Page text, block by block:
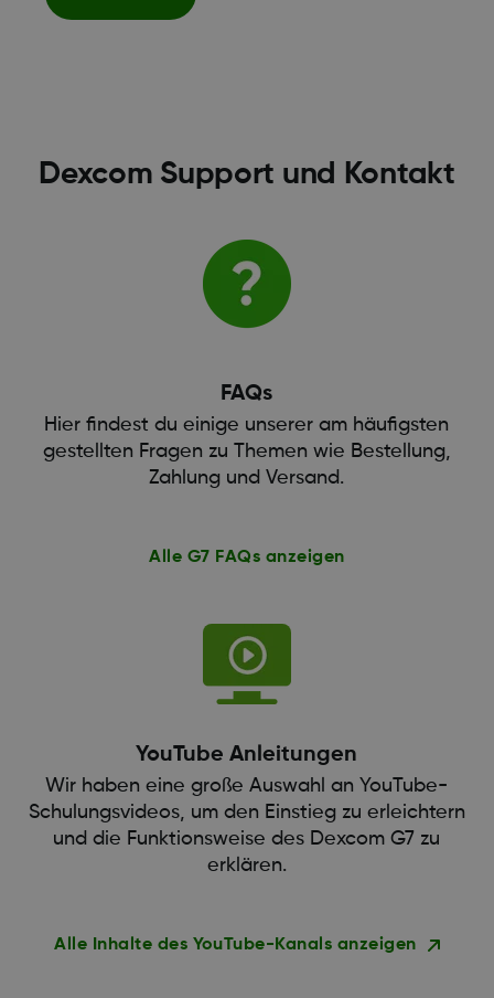
Dexcom Support und Kontakt
FAQs
Hier findest du einige unserer am häufigsten
gestellten Fragen zu Themen wie Bestellung,
Zahlung und Versand.
Alle G7 FAQs anzeigen
YouTube Anleitungen
Wir haben eine große Auswahl an YouTube-
Schulungsvideos, um den Einstieg zu erleichtern
und die Funktionsweise des Dexcom G7 zu
erklären.
Alle Inhalte des YouTube-Kanals anzeigen